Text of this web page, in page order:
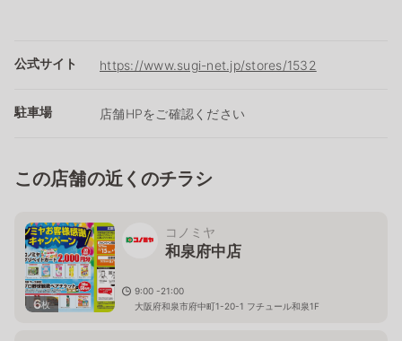
公式サイト https://www.sugi-net.jp/stores/1532
駐車場 店舗HPをご確認ください
この店舗の近くのチラシ
6枚
コノミヤ
和泉府中店
9:00 -21:00
大阪府和泉市府中町1-20-1 フチュール和泉1F